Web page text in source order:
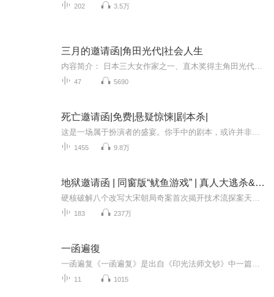
202 3.5万
三月的邀请函|角田光代|社会人生
47 5690
死亡邀请函|免费|悬疑惊悚|剧本杀|
1455 9.8万
地狱邀请函 | 同窗版“鱿鱼游戏” | 真人大逃杀&人性考验| 精品多人有声
183 237万
一函遍復
11 1015